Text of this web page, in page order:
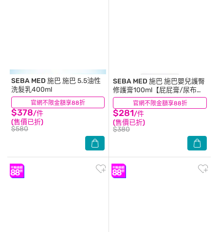
官網不限金額享88折
SEBA MED 施巴施巴 5.5油性
洗髮乳400ml
$378/件
(售價已折)
$580
(29) 官網不限金額享88折
SEBA MED 施巴施巴嬰兒護臀
修護膏100ml【屁屁膏/尿布
疹】
$281/件
(售價已折)
$380
(9)